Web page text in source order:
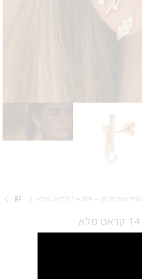
עגיל מחבק אן – זהב 14 קראט מלא